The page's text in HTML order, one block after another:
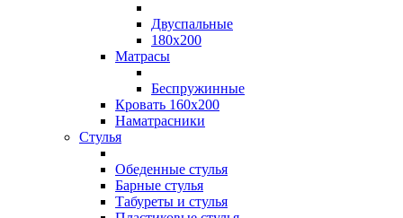
Двуспальные
180х200
Матрасы
Беспружинные
Кровать 160х200
Наматрасники
Стулья
Обеденные стулья
Барные стулья
Табуреты и стулья